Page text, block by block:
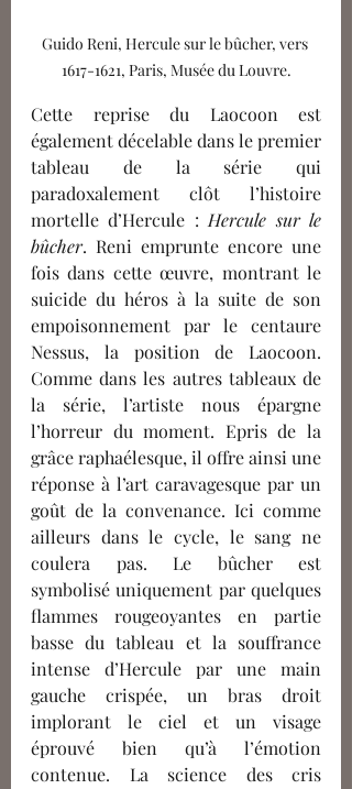
Guido Reni, Hercule sur le bûcher, vers
1617-1621, Paris, Musée du Louvre.
Cette reprise du Laocoon est
également décelable dans le premier
tableau de la série qui
paradoxalement clôt l’histoire
mortelle d’Hercule : Hercule sur le
bûcher. Reni emprunte encore une
fois dans cette œuvre, montrant le
suicide du héros à la suite de son
empoisonnement par le centaure
Nessus, la position de Laocoon.
Comme dans les autres tableaux de
la série, l’artiste nous épargne
l’horreur du moment. Epris de la
grâce raphaélesque, il offre ainsi une
réponse à l’art caravagesque par un
goût de la convenance. Ici comme
ailleurs dans le cycle, le sang ne
coulera pas. Le bûcher est
symbolisé uniquement par quelques
flammes rougeoyantes en partie
basse du tableau et la souffrance
intense d’Hercule par une main
gauche crispée, un bras droit
implorant le ciel et un visage
éprouvé bien qu’à l’émotion
contenue. La science des cris